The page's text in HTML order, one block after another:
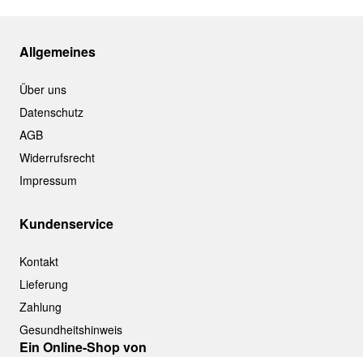
Allgemeines
Über uns
Datenschutz
AGB
Widerrufsrecht
Impressum
Kundenservice
Kontakt
Lieferung
Zahlung
Gesundheitshinweis
Ein Online-Shop von